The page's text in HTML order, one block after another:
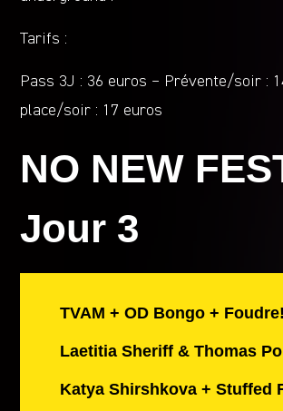
Tarifs :
Pass 3J : 36 euros – Prévente/soir :
place/soir : 17 euros
NO NEW
Jour 3
TVAM + OD Bongo +
Laetitia Sheriff & Thomas
Katya Shirshkova + Stuffed